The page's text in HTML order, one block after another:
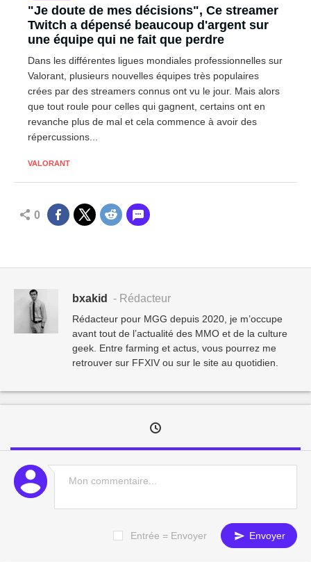
"Je doute de mes décisions", Ce streamer
Twitch a dépensé beaucoup d'argent sur
une équipe qui ne fait que perdre
Dans les différentes ligues mondiales professionnelles sur
Valorant, plusieurs nouvelles équipes très populaires
crées par des streamers connus ont vu le jour. Mais alors
que tout roule pour celles qui gagnent, certains ont en
revanche plus de mal et cela commence à avoir des
répercussions...
VALORANT
0
bxakid - Rédacteur
Rédacteur pour MGG depuis 2020, je m’occupe
avant tout de l’actualité des MMO et de la culture
geek. Entre farming et actus, vous pourrez me
retrouver sur FFXIV ou sur le site au quotidien.
Entrée = Envoyer Envoyer